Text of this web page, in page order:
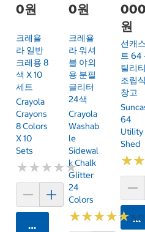
0원
크레욜
라 일반
크레용 8
색 X 10
세트
Crayola
Crayons
8 Colors
X 10
Sets
★★★★★
★★★★★
카트에 담기
0원
크레욜
라 워셔
블 야외
용 분필
글리터
24색
Crayola
Washab
Le
Sidewal
K Chalk
Glitter
24
Colors
★★★★★
★★★★★ 5.0
000
원
선캐스
트 64
틸리티
조립식
창고
64
Utility
Shed
★★
★★
카